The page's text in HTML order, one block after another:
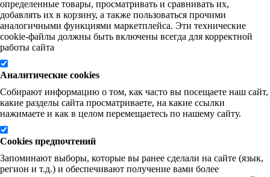
определенные товары, просматривать и сравнивать их,
добавлять их в корзину, а также пользоваться прочими
аналогичными функциями маркетплейса. Эти технические
cookie-файлы должны быть включены всегда для корректной
работы сайта
Аналитические cookies
Собирают информацию о том, как часто вы посещаете наш сайт,
какие разделы сайта просматриваете, на какие ссылки
нажимаете и как в целом перемещаетесь по нашему сайту.
Cookies предпочтений
Запоминают выборы, которые вы ранее сделали на сайте (язык,
регион и т.д.) и обеспечивают получение вами более